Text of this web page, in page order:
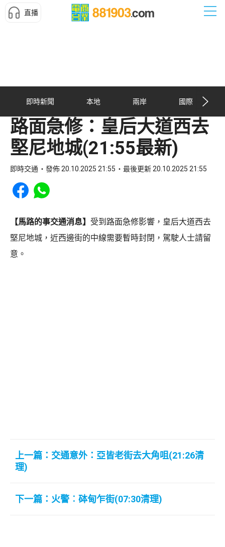
直播
即時新聞 本地 兩岸 國際
路面急修：皇后大道西去
堅尼地城(21:55最新)
即時交通 發佈 20.10.2025 21:55 最後更新 20.10.2025 21:55
Share to Facebook
Share to WhatsApp
【馬路的事交通消息】 受到路面急修影響，皇后大道西去
堅尼地城，近西邊街的中線需要暫時封閉，駕駛人士請留
意。
上一篇：交通意外：亞皆老街去大角咀(21:26清
理)
下一篇：火警︰砵甸乍街(07:30清理)